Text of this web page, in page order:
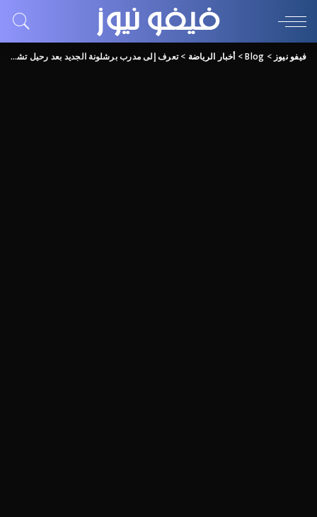
فيفو نيوز >
Blog
>أخبار الرياضة >تعرف إلى مدرب برشلونة الجديد بعد رحيل تشافي!